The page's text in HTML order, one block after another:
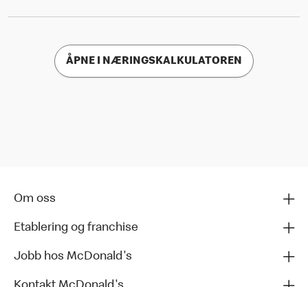
ÅPNE I NÆRINGSKALKULATOREN
Om oss
Etablering og franchise
Jobb hos McDonald's